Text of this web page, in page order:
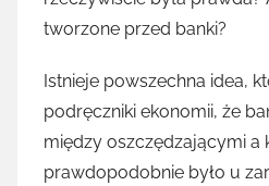
tworzone przed banki?
Istnieje powszechna idea,
podręczniki ekonomii, że
między oszczędzającymi a
prawdopodobnie było u